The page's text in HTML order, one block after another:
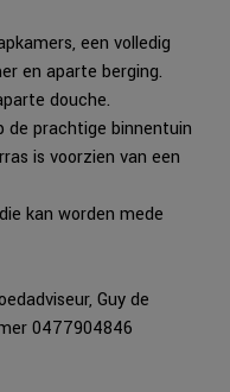
een volledig
en aparte berging.
douche.
prachtige binnentuin
is voorzien van een
kan worden mede
Guy de
0477904846